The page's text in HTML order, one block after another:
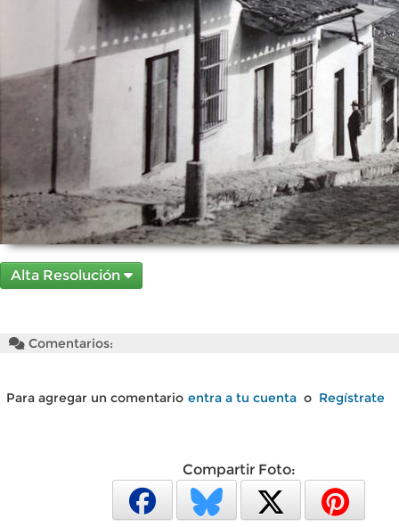
Alta Resolución
Comentarios:
Para agregar un comentario entra a tu cuenta o Regístrate
Compartir Foto: